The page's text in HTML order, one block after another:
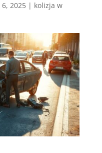
2025| kolizja w